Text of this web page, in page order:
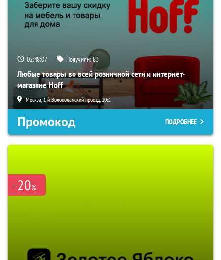
02:48:06 Получили:83
Любые товары во всей розничной сети и интернет-
магазине Hoff
Москва, 1-й Волоколамский проезд, 10с1
Промокод ПОДРОБНЕЕ
-20%